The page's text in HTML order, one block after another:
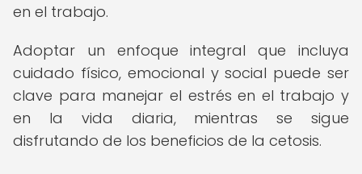
en el trabajo.
Adoptar un enfoque integral que incluya
cuidado físico, emocional y social puede ser
clave para manejar el estrés en el trabajo y
en la vida diaria, mientras se sigue
disfrutando de los beneficios de la cetosis.